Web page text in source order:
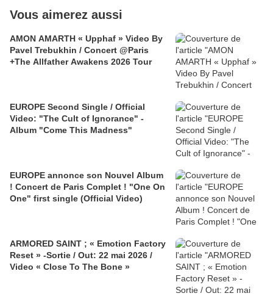
Vous aimerez aussi
AMON AMARTH « Upphaf » Video By
Pavel Trebukhin / Concert @Paris
+The Allfather Awakens 2026 Tour
EUROPE Second Single / Official
Video: "The Cult of Ignorance" -
Album "Come This Madness"
EUROPE annonce son Nouvel Album
! Concert de Paris Complet ! "One On
One" first single (Official Video)
ARMORED SAINT ; « Emotion Factory
Reset » -Sortie / Out: 22 mai 2026 /
Video « Close To The Bone »